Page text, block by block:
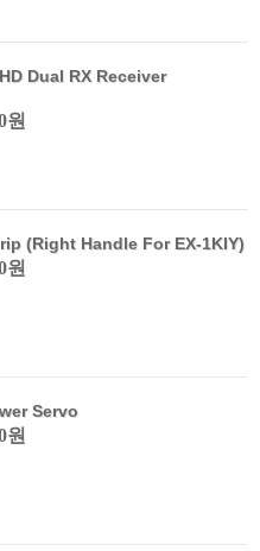
Dual RX Receiver
원
(Right Handle For EX-1KIY)
원
Servo
원